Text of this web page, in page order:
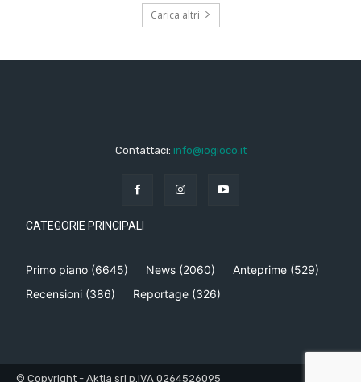
Carica altri
Contattaci: info@iogioco.it
CATEGORIE PRINCIPALI
Primo piano (6645) News (2060) Anteprime (529)
Recensioni (386) Reportage (326)
© Copyright - Aktia srl p.IVA 0264526095